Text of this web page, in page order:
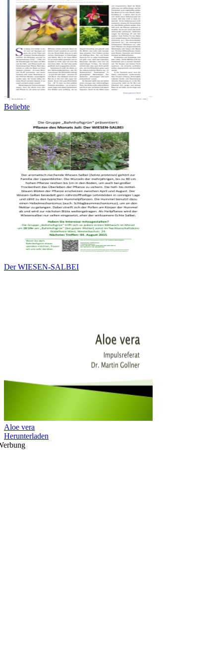
Beliebte
Der WIESEN-SALBEI
Aloe vera
Herunterladen